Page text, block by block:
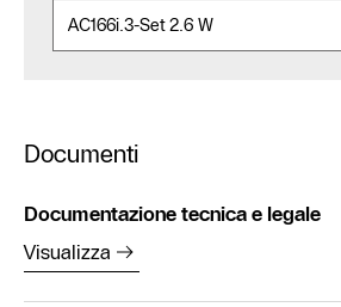
Documenti
Documentazione tecnica e legale
Visualizza